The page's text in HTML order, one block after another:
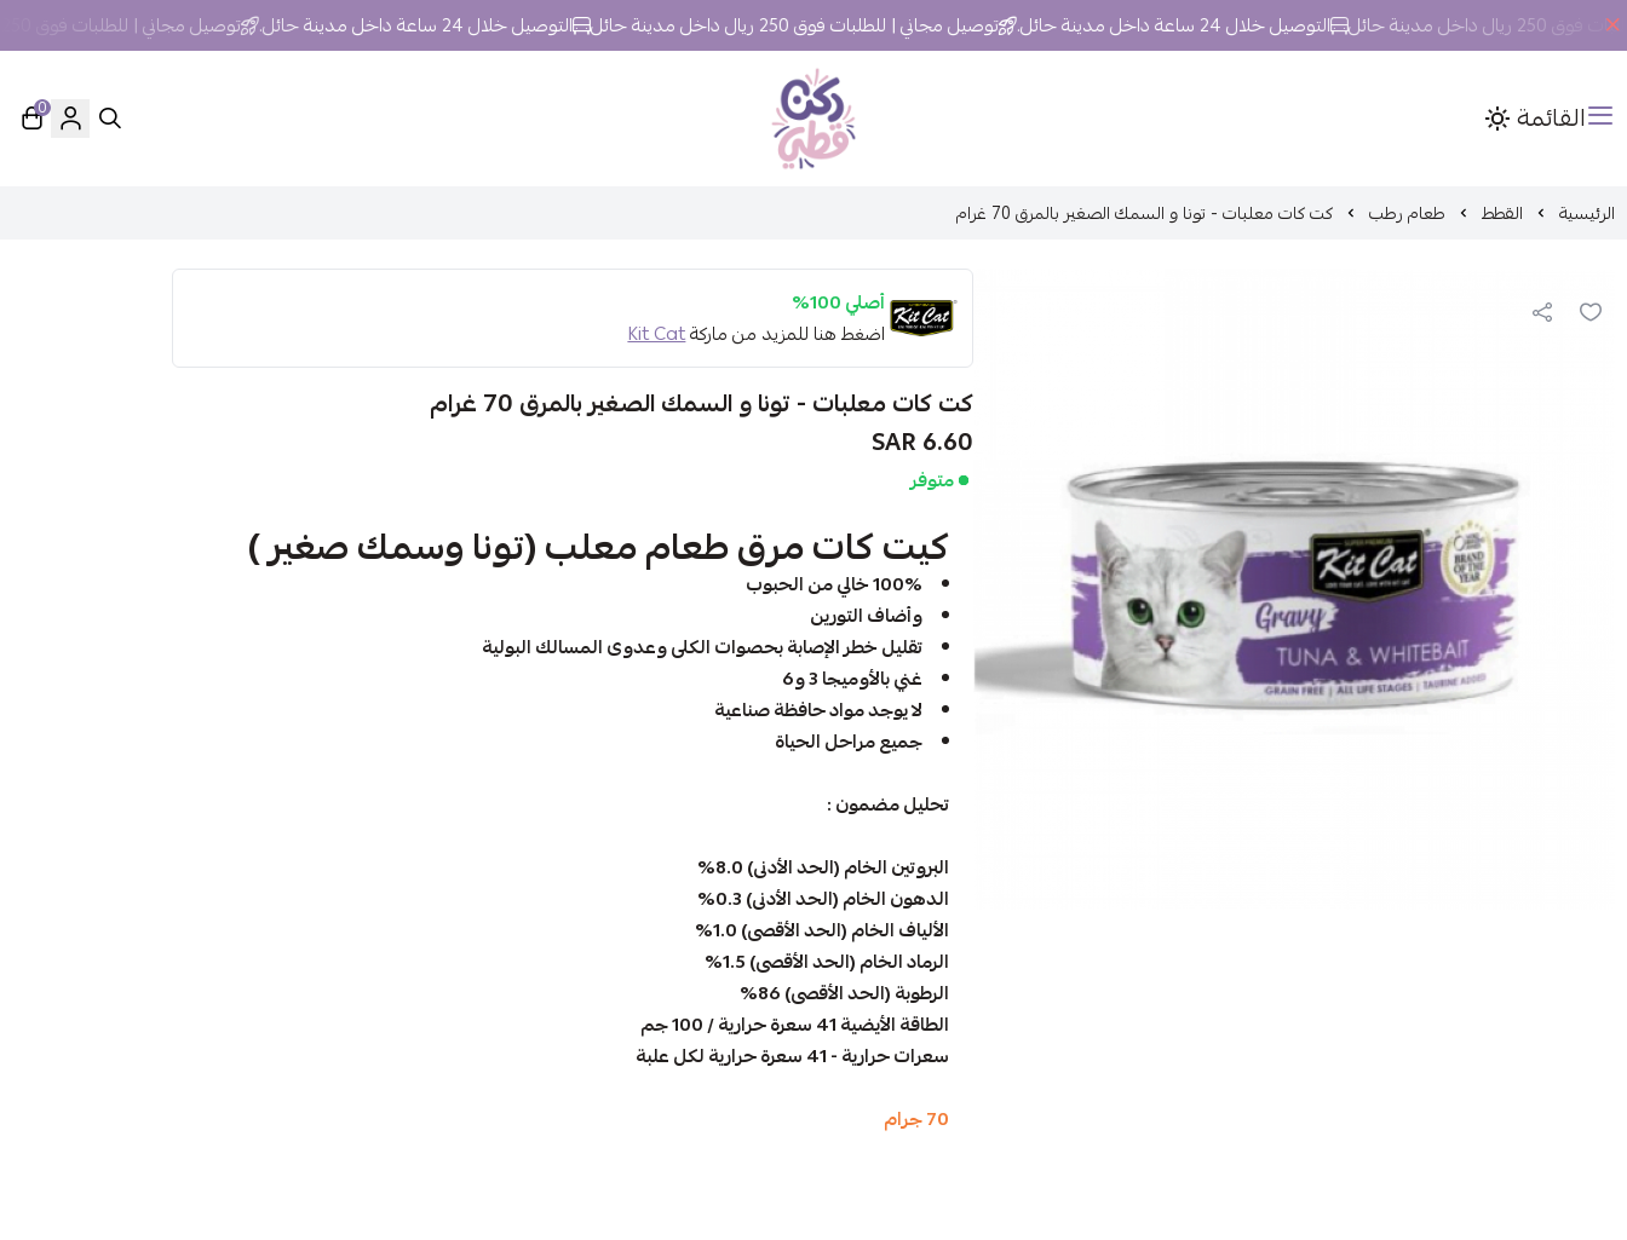
حائل التوصيل خلال 24 ساعة داخل مدينة حائل. توصيل مجاني | للطلبات فوق 250 ريال داخل مدينة حائل التوصيل خلال 24 ساعة داخل مدينة حائل. توصيل مجاني | للطلبات فوق 250 ريال داخل مدينة حائل
القائمة ركن قطي
0
الرئيسية القطط طعام رطب كت كات معلبات - تونا و السمك الصغير بالمرق 70 غرام
أصلي 100%
اضغط هنا للمزيد من ماركةKit Cat
كت كات معلبات - تونا و السمك الصغير بالمرق 70 غرام
6.60 SAR
متوفر
كيت كات مرق طعام معلب (تونا وسمك صغير )
100% خالي من الحبوب
وأضاف التورين
تقليل خطر الإصابة بحصوات الكلى وعدوى المسالك البولية
غني بالأوميجا 3 و6
لا يوجد مواد حافظة صناعية
جميع مراحل الحياة
تحليل مضمون :
البروتين الخام (الحد الأدنى) 8.0%
الدهون الخام (الحد الأدنى) 0.3%
الألياف الخام (الحد الأقصى) 1.0%
الرماد الخام (الحد الأقصى) 1.5%
الرطوبة (الحد الأقصى) 86%
الطاقة الأيضية 41 سعرة حرارية / 100 جم
سعرات حرارية - 41 سعرة حرارية لكل علبة
70 جرام